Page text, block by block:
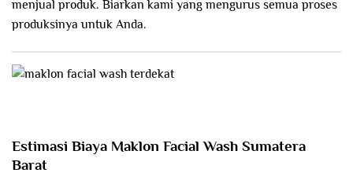
menjual produk. Biarkan kami yang mengurus semua proses
produksinya untuk Anda.
Estimasi Biaya Maklon Facial Wash Sumatera
Barat